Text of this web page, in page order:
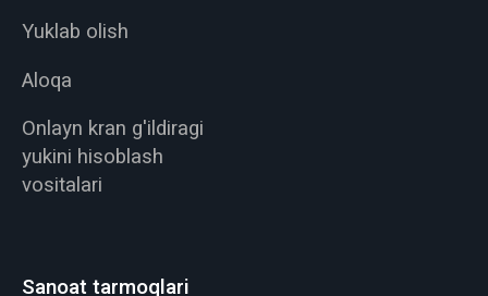
Yuklab olish
Aloqa
Onlayn kran g'ildiragi
yukini hisoblash
vositalari
Sanoat tarmoqlari